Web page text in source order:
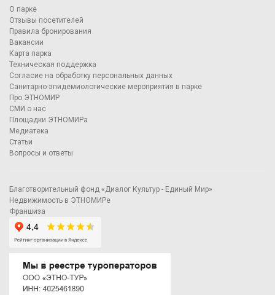
О парке
Отзывы посетителей
Правила бронирования
Вакансии
Карта парка
Техническая поддержка
Согласие на обработку персональных данных
Санитарно-эпидемиологические мероприятия в парке
Про ЭТНОМИР
СМИ о нас
Площадки ЭТНОМИРа
Медиатека
Статьи
Вопросы и ответы
Благотворительный фонд «Диалог Культур - Единый Мир»
Недвижимость в ЭТНОМИРе
Франшиза